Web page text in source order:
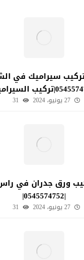
سيراميك في
27 يونيو، 2024 31
ورق جدران في
|0545574752|
27 يونيو، 2024 31